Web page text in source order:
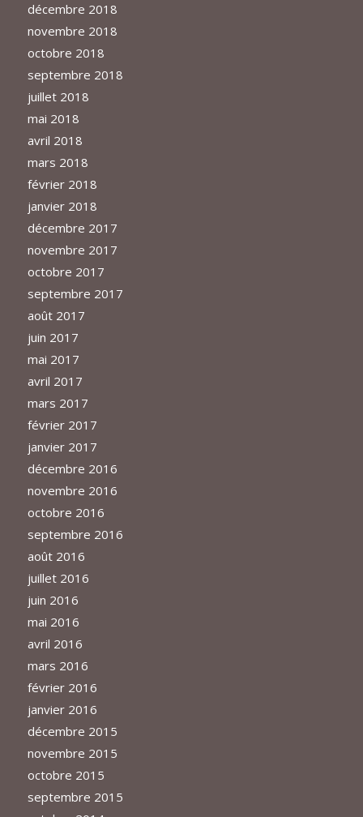
décembre 2018
novembre 2018
octobre 2018
septembre 2018
juillet 2018
mai 2018
avril 2018
mars 2018
février 2018
janvier 2018
décembre 2017
novembre 2017
octobre 2017
septembre 2017
août 2017
juin 2017
mai 2017
avril 2017
mars 2017
février 2017
janvier 2017
décembre 2016
novembre 2016
octobre 2016
septembre 2016
août 2016
juillet 2016
juin 2016
mai 2016
avril 2016
mars 2016
février 2016
janvier 2016
décembre 2015
novembre 2015
octobre 2015
septembre 2015